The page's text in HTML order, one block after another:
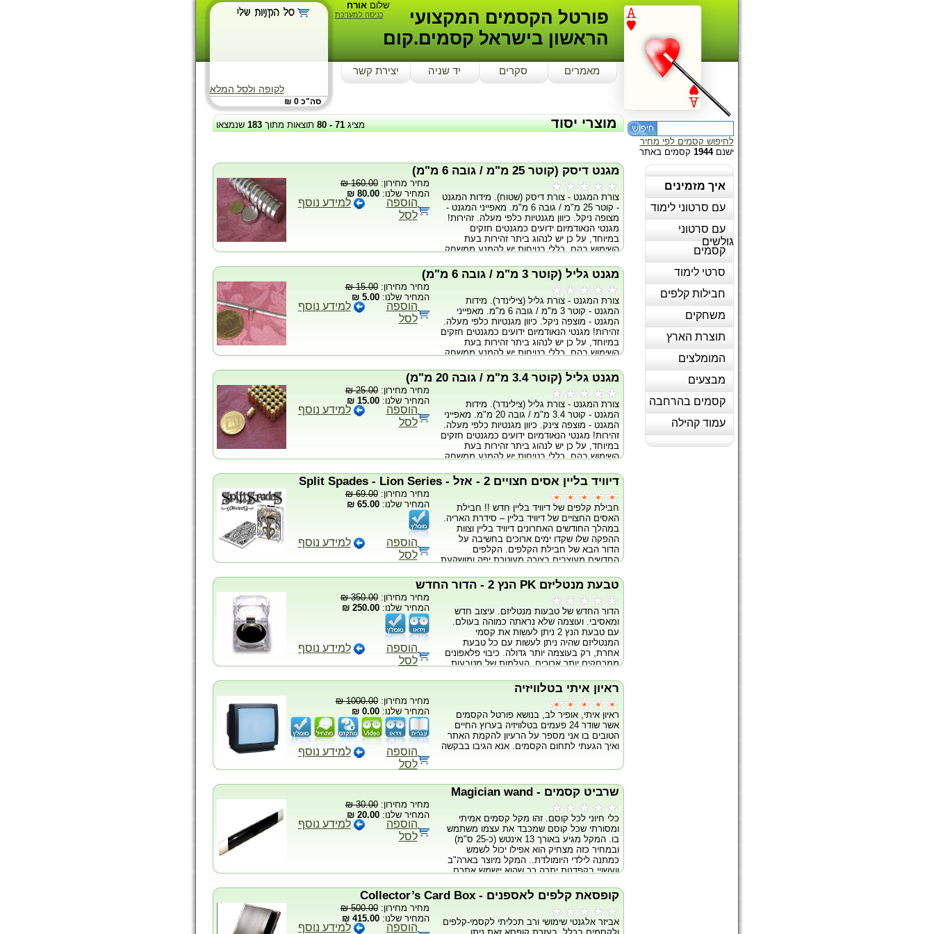
לקופה ולסל המלא
סה"כ 0 ₪
שלוםאורח
כניסה למערכת
פורטל הקסמים המקצועי
הראשון בישראל קסמים.קום
מאמרים סקרים יד שניה יצירת קשר
לחיפוש קסמים לפי מחיר
ישנם1944 קסמים באתר
איך מזמינים
עם סרטוני לימוד
עם סרטוני
גולשים
קסמים
סרטי לימוד
חבילות קלפים
משחקים
תוצרת הארץ
המומלצים
מבצעים
קסמים בהרחבה
עמוד קהילה
מציג71
-
80 תוצאות מתוך183שנמצאו מוצרי יסוד
מגנט דיסק (קוטר 25 מ"מ / גובה 6 מ"מ)
צורת המגנט - צורת דיסק (שטוח). מידות המגנט
- קוטר 25 מ"מ / גובה 6 מ"מ. מאפייני המגנט -
מצופה ניקל. כיוון מגנטיות כלפי מעלה. זהירות!
מגנטי הנאודמיום ידועים כמגנטים חזקים
במיוחד, על כן יש לנהוג ביתר זהירות בעת
השימוש בהם. כללי בטיחות יש להמנע ממשחק
האצבעות באופן חמור. יש להרחיק את המגנטים
ממגע עם כרטיסי אשראי, דיסקים, מחשבים,
טלויזיות ומכל מכשיר אלקטרוני בסביבה. יש
להרחיק את המגנטים מקרבת ילדים, הם
עלולים להכניס אותם לפה ולגרום לנזק חמור.
אין לשרוף את המגנטים, הם מכילים חומרים
הרעילים לסביבה.
מחיר מחירון:160.00 ₪
המחיר שלנו:80.00 ₪
הוספה
לסל
למידע נוסף
מגנט גליל (קוטר 3 מ"מ / גובה 6 מ"מ)
צורת המגנט - צורת גליל (צילינדר). מידות
המגנט - קוטר 3 מ"מ / גובה 6 מ"מ. מאפייני
המגנט - מוצפה ניקל. כיוון מגנטיות כלפי מעלה.
זהירות! מגנטי הנאודמיום ידועים כמגנטים חזקים
במיוחד, על כן יש לנהוג ביתר זהירות בעת
השימוש בהם. כללי בטיחות יש להמנע ממשחק
האצבעות באופן חמור. יש להרחיק את המגנטים
ממגע עם כרטיסי אשראי, דיסקים, מחשבים,
טלויזיות ומכל מכשיר אלקטרוני בסביבה. יש
להרחיק את המגנטים מקרבת ילדים, הם
עלולים להכניס אותם לפה ולגרום לנזק חמור.
אין לשרוף את המגנטים, הם מכילים חומרים
הרעילים לסביבה.
מחיר מחירון:15.00 ₪
המחיר שלנו:5.00 ₪
הוספה
לסל
למידע נוסף
מגנט גליל (קוטר 3.4 מ"מ / גובה 20 מ"מ)
צורת המגנט - צורת גליל (צילינדר). מידות
המגנט - קוטר 3.4 מ"מ / גובה 20 מ"מ. מאפייני
המגנט - מוצפה צינק. כיוון מגנטיות כלפי מעלה.
זהירות! מגנטי הנאודמיום ידועים כמגנטים חזקים
במיוחד, על כן יש לנהוג ביתר זהירות בעת
השימוש בהם. כללי בטיחות יש להמנע ממשחק
האצבעות באופן חמור. יש להרחיק את המגנטים
ממגע עם כרטיסי אשראי, דיסקים, מחשבים,
טלויזיות ומכל מכשיר אלקטרוני בסביבה. יש
להרחיק את המגנטים מקרבת ילדים, הם
עלולים להכניס אותם לפה ולגרום לנזק חמור.
אין לשרוף את המגנטים, הם מכילים חומרים
הרעילים לסביבה.
מחיר מחירון:25.00 ₪
המחיר שלנו:15.00 ₪
הוספה
לסל
למידע נוסף
דיוויד בליין אסים חצויים 2 - אזל - Split Spades - Lion Series
חבילת קלפים של דיוויד בליין חדש !! חבילת
האסים החצויים של דיוויד בליין – סידרת האריה.
במהלך החודשים האחרונים דיוויד בליין וצוות
ההפקה שלו שקדו ימים ארוכים בחשיבה על
הדור הבא של חבילת הקלפים. הקלפים
החדשים מעוצבים בצורה מעוטרת יפה ומושקעת
בליין התפעל מהגימור בעצמו. חבילה אלגנטית
ומתאימה במיוחד לקוסמים שרוצים סטייל יחודי.
לא דקה מידי ולא עבה מידי, חבילה פשוט
מושלמת על היד. מעולה לקוסמים מתחילים
ומקצוענים. החבילה הזאת היא חובה לכל קוסם
שמכבד את עצמו ורוצה לתת צבע יפה לקסמים
שלו במופע ברחוב ובקלוז אפ. חבילה במלאי
מוגבל – לא לפספס. מיוצר בארה"ב עיצוב
אלגנטי ומושלם ללא תחרות קופסא מעוצבת
קסם של אשליה אופטית להשיג בצבעים כחול
אדום ושחור (צבעים הפוכים)
מחיר מחירון:69.00 ₪
המחיר שלנו:65.00 ₪
הוספה
לסל
למידע נוסף
טבעת מנטליזם PK הנץ 2 - הדור החדש
הדור החדש של טבעות מנטליזם. עיצוב חדש
ומאסיבי. ועוצמה שלא נראתה כמוהה בעולם.
עם טבעת הנץ 2 ניתן לעשות את קסמי
המנטליזם שהיה ניתן לעשות עם כל טבעת
אחרת, רק בעוצמה יותר גדולה. כיבוי פלאפונים
ממרחקים יותר ארוכים, העלמות של מטבעות
(כסף \ זהב) טבעת חדשנית המעוצבת כטבעת
רגילה ויומיומית למגוון ביצועי מנטליזם
ואפקטים... כמה מן האפקטים הרבים שניתן
לביצוע בעזרת טבעת זאת: עצירת זמן בשעונו
של מתנדב. הזזת מתכות. העלמת מטבעות.
החדרת מטבעות דרך שולחן. כיבוי פלאפונים של
מתנדבים (מסוג פליפר) והרשימה עוד
בעיצוב יומיומי שמסיר כל ספק. עכשיו גם אתה
עלתה 350 ש"ח במחיר קסום. בינוני 21 קטן 19
צבעים: כסף\ זהב בלעדי בפורטל הקוסמים
המקצועי של ישראל * לא כולל קופסא * שביר
אם נופל מהיד
מחיר מחירון:350.00 ₪
המחיר שלנו:250.00 ₪
הוספה
לסל
למידע נוסף
ראיון איתי בטלוויזיה
ראיון איתי, אופיר לב, בנושא פורטל הקסמים
אשר שודר 24 פעמים בטלוויזיה בערוץ החיים
הטובים בו אני מספר על הרעיון להקמת האתר
ואיך הגעתי לתחום הקסמים. אנא הגיבו בבקשה
מחיר מחירון:1000.00 ₪
המחיר שלנו:0.00 ₪
הוספה
לסל
למידע נוסף
שרביט קסמים - Magician wand
כלי חיוני לכל קוסם. זהו מקל קסמים אמיתי
ומסורתי שכל קוסם שמכבד את עצמו משתמש
בו. המקל מגיע באורך 13 אינטש (כ-25 ס"מ)
ובמחיר כזה מצחיק הוא אפילו יכול לשמש
כמתנה לילדי היומולדת.. המקל מיוצר בארה"ב
וועשויי בקפדנות יתרה כך שהוא יישמש אתכם
מחיר מחירון:30.00 ₪
המחיר שלנו:20.00 ₪
הוספה
לסל
למידע נוסף
קופסאת קלפים לאספנים - Collector’s Card Box
אביזר אלגנטי שימושי ורב תכליתי לקסמי-קלפים
מחיר מחירון:500.00 ₪
המחיר שלנו:415.00 ₪
הוספה למידע נוסף